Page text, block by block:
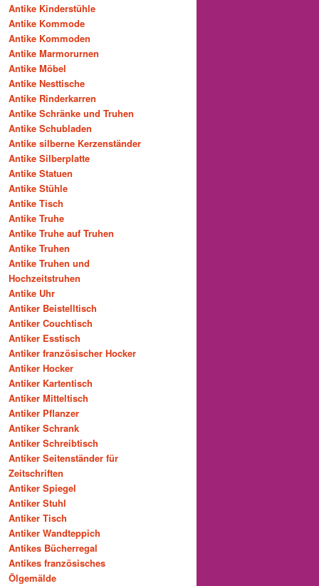
Antike Kinderstühle
Antike Kommode
Antike Kommoden
Antike Marmorurnen
Antike Möbel
Antike Nesttische
Antike Rinderkarren
Antike Schränke und Truhen
Antike Schubladen
Antike silberne Kerzenständer
Antike Silberplatte
Antike Statuen
Antike Stühle
Antike Tisch
Antike Truhe
Antike Truhe auf Truhen
Antike Truhen
Antike Truhen und
Hochzeitstruhen
Antike Uhr
Antiker Beistelltisch
Antiker Couchtisch
Antiker Esstisch
Antiker französischer Hocker
Antiker Hocker
Antiker Kartentisch
Antiker Mitteltisch
Antiker Pflanzer
Antiker Schrank
Antiker Schreibtisch
Antiker Seitenständer für
Zeitschriften
Antiker Spiegel
Antiker Stuhl
Antiker Tisch
Antiker Wandteppich
Antikes Bücherregal
Antikes französisches
Ölgemälde